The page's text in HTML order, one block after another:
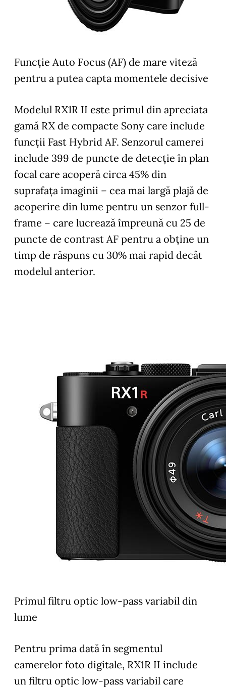
Funcție Auto Focus (AF) de mare viteză
pentru a putea capta momentele decisive
Modelul RX1R II este primul din apreciata
gamă RX de compacte Sony care include
funcții Fast Hybrid AF. Senzorul camerei
include 399 de puncte de detecție în plan
focal care acoperă circa 45% din
suprafața imaginii – cea mai largă plajă de
acoperire din lume pentru un senzor full-
frame – care lucrează împreună cu 25 de
puncte de contrast AF pentru a obține un
timp de răspuns cu 30% mai rapid decât
modelul anterior.
Primul filtru optic low-pass variabil din
lume
Pentru prima dată în segmentul
camerelor foto digitale, RX1R II include
un filtru optic low-pass variabil care